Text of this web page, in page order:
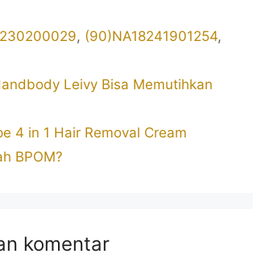
, (90)NA18241901254,
Leivy Bisa Memutihkan
4 in 1 Hair Removal Cream
BPOM?
komentar